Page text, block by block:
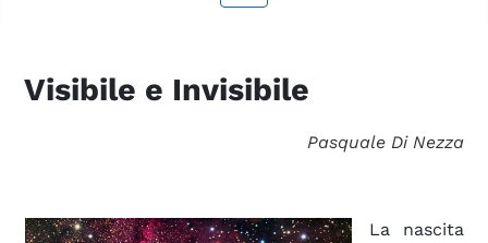
Visibile e Invisibile
Pasquale Di Nezza
La nascita